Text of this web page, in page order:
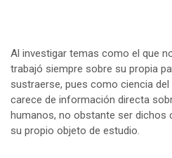
Al investigar temas como el que
trabajó siempre sobre su propia
sustraerse, pues como ciencia
carece de información directa
humanos, no obstante ser dichos
su propio objeto de estudio.